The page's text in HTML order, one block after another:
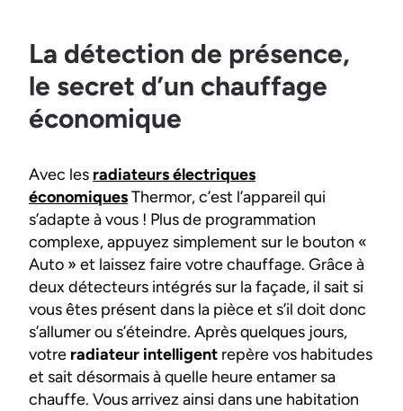
La détection de présence,
le secret d’un chauffage
économique
Avec les radiateurs électriques
économiquesThermor, c’est l’appareil qui
s’adapte à vous ! Plus de programmation
complexe, appuyez simplement sur le bouton «
Auto » et laissez faire votre chauffage. Grâce à
deux détecteurs intégrés sur la façade, il sait si
vous êtes présent dans la pièce et s’il doit donc
s’allumer ou s’éteindre. Après quelques jours,
votre radiateur intelligent repère vos habitudes
et sait désormais à quelle heure entamer sa
chauffe. Vous arrivez ainsi dans une habitation